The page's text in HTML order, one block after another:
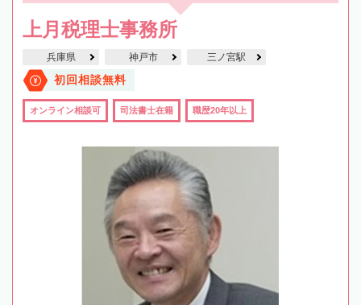
上月税理士事務所
兵庫県 神戸市 三ノ宮駅
初回相談無料
オンライン相談可 司法書士在籍 職歴20年以上